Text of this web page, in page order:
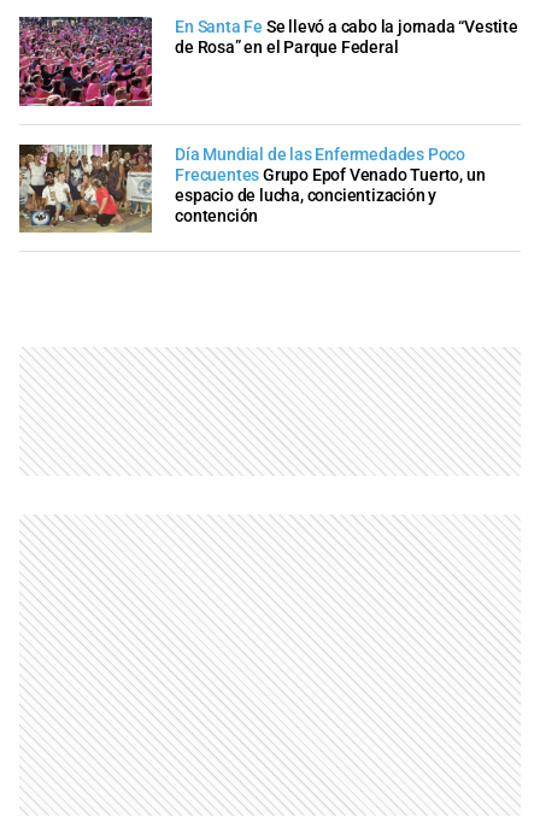
En Santa Fe Se llevó a cabo la jornada “Vestite
de Rosa” en el Parque Federal
Día Mundial de las Enfermedades Poco
FrecuentesGrupo Epof Venado Tuerto, un
espacio de lucha, concientización y
contención